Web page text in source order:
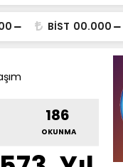
BİST 00.000
186
OKUNMA